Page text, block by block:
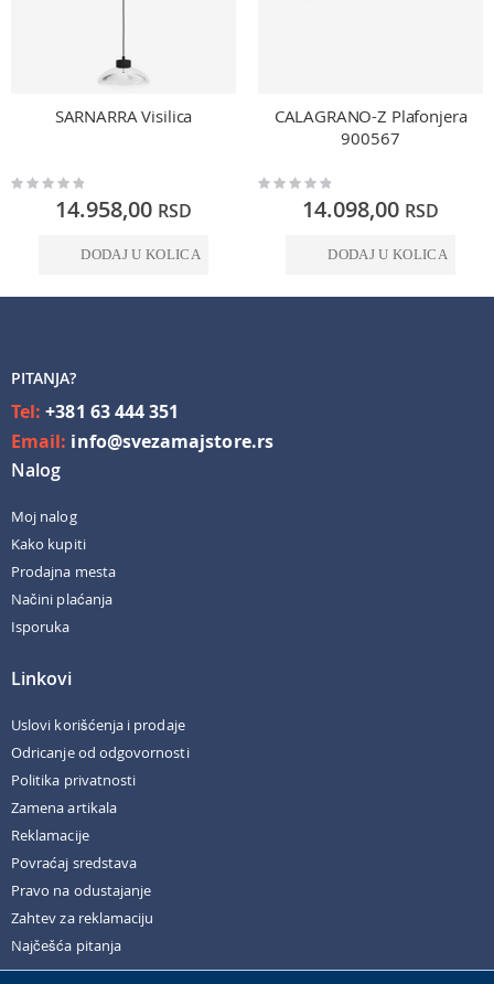
SARNARRA Visilica
Rating:
14.958,00 RSD
DODAJ U KOLICA
CALAGRANO-Z Plafonjera
900567
Rating:
14.098,00 RSD
DODAJ U KOLICA
PITANJA?
Tel:+381 63 444 351
Email: info@svezamajstore.rs
Nalog
Moj nalog
Kako kupiti
Prodajna mesta
Načini plaćanja
Isporuka
Linkovi
Uslovi korišćenja i prodaje
Odricanje od odgovornosti
Politika privatnosti
Zamena artikala
Reklamacije
Povraćaj sredstava
Pravo na odustajanje
Zahtev za reklamaciju
Najčešća pitanja